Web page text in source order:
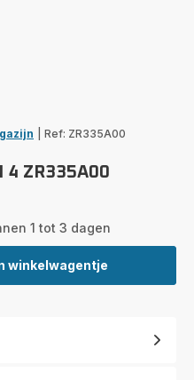
Ref: ZR335A00
4 ZR335A00
1 tot 3 dagen
winkelwagentje